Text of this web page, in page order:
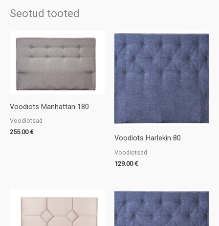
Seotud tooted
Voodiots Manhattan 180
Voodiotsad
255.00€
Voodiots Harlekin 80
Voodiotsad
129.00€